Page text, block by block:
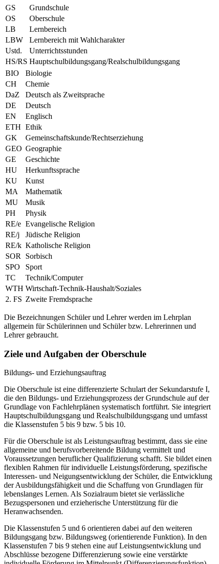
GS
Grundschule
OS
Oberschule
LB
Lernbereich
LBW
Lernbereich mit Wahlcharakter
Ustd.
Unterrichtsstunden
HS/RS Hauptschulbildungsgang/Realschulbildungsgang
BIO
Biologie
CH
Chemie
DaZ
Deutsch als Zweitsprache
DE
Deutsch
EN
Englisch
ETH Ethik
GK
Gemeinschaftskunde/Rechtserziehung
GEO Geographie
GE
Geschichte
HU
Herkunftssprache
KU
Kunst
MA
Mathematik
MU
Musik
PH
Physik
RE/e Evangelische Religion
RE/j
Jüdische Religion
RE/k Katholische Religion
SOR
Sorbisch
SPO
Sport
TC
Technik/Computer
WTH Wirtschaft-Technik-Haushalt/Soziales
2. FS Zweite Fremdsprache
Die Bezeichnungen Schüler und Lehrer werden im Lehrplan
allgemein für Schülerinnen und Schüler bzw. Lehrerinnen und
Lehrer gebraucht.
Ziele und Aufgaben der Oberschule
Bildungs- und Erziehungsauftrag
Die Oberschule ist eine differenzierte Schulart der Sekundarstufe I,
die den Bildungs- und Erziehungsprozess der Grundschule auf der
Grundlage von Fachlehrplänen systematisch fortführt. Sie integriert
Hauptschulbildungsgang und Realschulbildungsgang und umfasst
die Klassenstufen 5 bis 9 bzw. 5 bis 10.
Für die Oberschule ist als Leistungsauftrag bestimmt, dass sie eine
allgemeine und berufsvorbereitende Bildung vermittelt und
Voraussetzungen beruflicher Qualifizierung schafft. Sie bildet einen
flexiblen Rahmen für individuelle Leistungsförderung, spezifische
Interessen- und Neigungsentwicklung der Schüler, die Entwicklung
der Ausbildungsfähigkeit und die Schaffung von Grundlagen für
lebenslanges Lernen. Als Sozialraum bietet sie verlässliche
Bezugspersonen und erzieherische Unterstützung für die
Heranwachsenden.
Die Klassenstufen 5 und 6 orientieren dabei auf den weiteren
Bildungsgang bzw. Bildungsweg (orientierende Funktion). In den
Klassenstufen 7 bis 9 stehen eine auf Leistungsentwicklung und
Abschlüsse bezogene Differenzierung sowie eine verstärkte